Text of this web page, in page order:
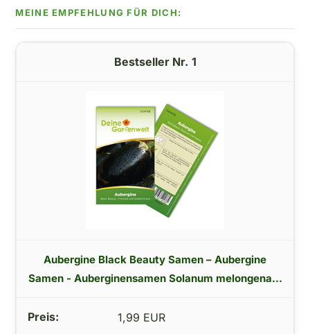
1
Aubergine Black Beauty Samen – Aubergine
Samen - Auberginensamen Solanum melongena...
1,99 EUR